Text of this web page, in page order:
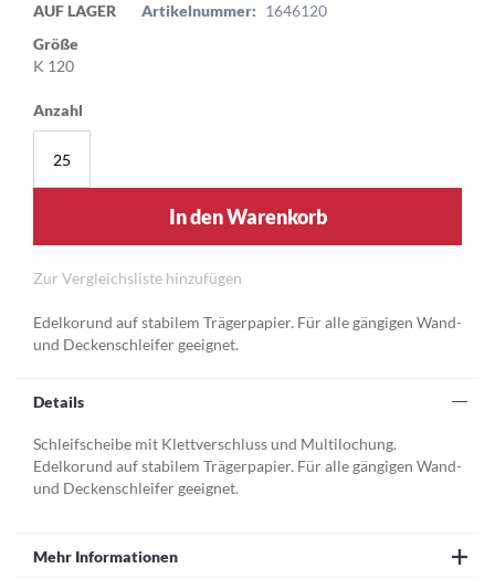
AUF LAGER
Artikelnummer: 1646120
Größe
K 120
Anzahl
In den Warenkorb
Zur Vergleichsliste hinzufügen
Edelkorund auf stabilem Trägerpapier. Für alle gängigen Wand-
und Deckenschleifer geeignet.
Details
Schleifscheibe mit Klettverschluss und Multilochung.
Edelkorund auf stabilem Trägerpapier. Für alle gängigen Wand-
und Deckenschleifer geeignet.
Mehr Informationen